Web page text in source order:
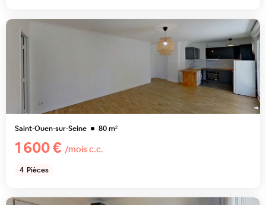
Saint-Ouen-sur-Seine 80m²
1 600 € /mois c.c.
4 Pièces